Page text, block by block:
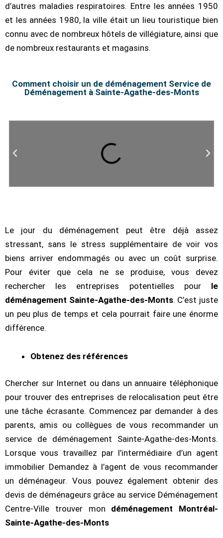
d’autres maladies respiratoires. Entre les années 1950
et les années 1980, la ville était un lieu touristique bien
connu avec de nombreux hôtels de villégiature, ainsi que
de nombreux restaurants et magasins.
Comment choisir un de déménagement Service de
Déménagement à Sainte-Agathe-des-Monts
Le jour du déménagement peut être déjà assez
stressant, sans le stress supplémentaire de voir vos
biens arriver endommagés ou avec un coût surprise.
Pour éviter que cela ne se produise, vous devez
rechercher les entreprises potentielles pour le
déménagement Sainte-Agathe-des-Monts. C’est juste
un peu plus de temps et cela pourrait faire une énorme
différence.
Obtenez des références
Chercher sur Internet ou dans un annuaire téléphonique
pour trouver des entreprises de relocalisation peut être
une tâche écrasante. Commencez par demander à des
parents, amis ou collègues de vous recommander un
service de déménagement Sainte-Agathe-des-Monts.
Lorsque vous travaillez par l’intermédiaire d’un agent
immobilier Demandez à l’agent de vous recommander
un déménageur. Vous pouvez également obtenir des
devis de déménageurs grâce au service Déménagement
Centre-Ville trouver mon déménagement Montréal-
Sainte-Agathe-des-Monts